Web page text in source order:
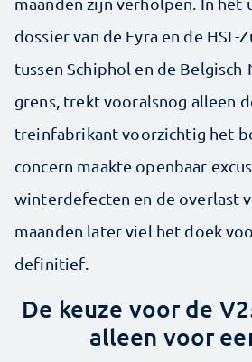
dossier van de Fyra en de HSL-
tussen Schiphol en de
grens, trekt vooralsnog alleen
treinfabrikant voorzichtig het
concern maakte openbaar
winterdefecten en de overlast
maanden later viel het doek
definitief.
De keuze voor de
alleen voor